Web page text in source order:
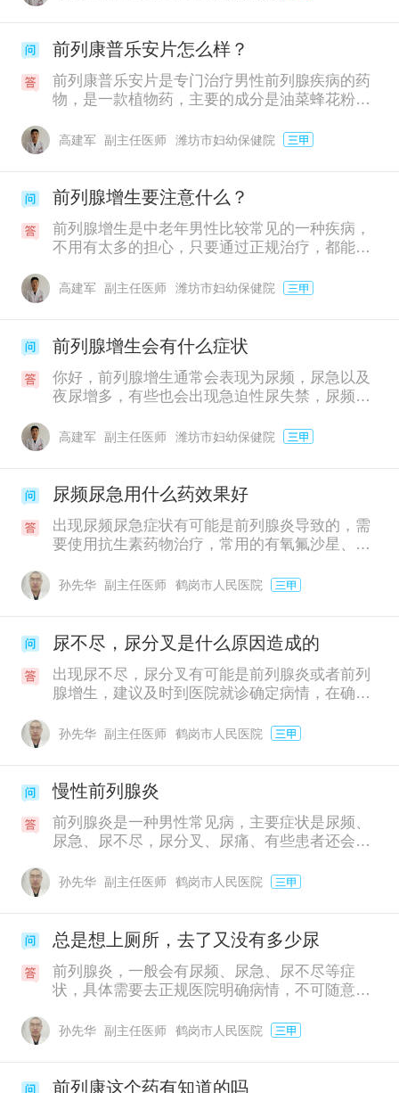
止饮酒，有问题及时就医并遵医嘱。
康®普乐安片，对于慢性前列腺炎引起的尿频尿
急都有良好的改善作用，建议按照疗程服用，先
口服2~3个月左右，观察下改善情况，症状严重
的话前期可以搭配抗生素一起吃。另外，冬季一
同时注意休息和适量的运动，增强身体免疫力，
前列康普乐安片怎么样？
前列康普乐安片是专门治疗男性前列腺疾病的药
物，是一款植物药，主要的成分是油菜蜂花粉，
频、尿急、尿不尽等相关症状，可以搭配抗生素
嘱。另外，服药期间患者一定要注意忌烟酒辛辣
刺激，坚持服药，保持好心态，不要熬夜。
高建军 副主任医师 潍坊市妇幼保健院
前列腺增生要注意什么？
前列腺增生是中老年男性比较常见的一种疾病，
不用有太多的担心，只要通过正规治疗，都能得
水、多排尿，降低尿液病原体的含量，减少尿路
配合药物来控制，目前临床上的常用药有前列康
普乐安片，该药是纯植物药，安全性较高，能够
有效缓解前列腺增生引起的尿不尽、夜尿多等，
也适合用来长期服用控制增生的进展，用药期
高建军 副主任医师 潍坊市妇幼保健院
前列腺增生会有什么症状
你好，前列腺增生通常会表现为尿频，尿急以及
夜尿增多，有些也会出现急迫性尿失禁，尿频通
的时候尿量总是不多。一般建议患者在出现前列
是药物治疗，比如口服前列康普乐安片，按照疗
程服用，可以有效改善前列腺增生带来的尿频、
尿急、尿不尽、夜尿多等症，长期吃也可以较好
的控制增生继续进展，这是一款中成药，安全性
也是需要多注意休息，日常生活中一定要注意多
会有一定的帮助。
高建军 副主任医师 潍坊市妇幼保健院
尿频尿急用什么药效果好
出现尿频尿急症状有可能是前列腺炎导致的，需
要使用抗生素药物治疗，常用的有氧氟沙星、左
议使用前列康普乐安片进行治疗，前列康是中成
间的前列康进行巩固，避免炎症复发，治疗期间
不要喝酒，不要吃辛辣刺激的食物，保证充足休
息，适当运动。
孙先华 副主任医师 鹤岗市人民医院
尿不尽，尿分叉是什么原因造成的
出现尿不尽，尿分叉有可能是前列腺炎或者前列
腺增生，建议及时到医院就诊确定病情，在确定
片治疗，该药临床上在缓解前列腺炎和前列腺增
它并发症。
孙先华 副主任医师 鹤岗市人民医院
慢性前列腺炎
前列腺炎是一种男性常见病，主要症状是尿频、
尿急、尿不尽，尿分叉、尿痛、有些患者还会伴
列腺炎相似，可以先去医院做个检查诊断下，如
康普乐安片，抗生素可以快速消炎，中药安全性
高，可以长期使用，对因慢性前列腺炎以及前列
腺增生带来的尿频、尿急等情况，都有良好的治
疗缓解作用，前列康建议先吃2-3个月，看改善情
持治疗，另外，在日常生活中一定要养成良好的
病情的恢复。
孙先华 副主任医师 鹤岗市人民医院
总是想上厕所，去了又没有多少尿
前列腺炎，一般会有尿频、尿急、尿不尽等症
状，具体需要去正规医院明确病情，不可随意用
服前列康普乐安片来进行改善。这是纯植物药，
外，在治疗期间一定要注意个人卫生，勤洗勤换
孙先华 副主任医师 鹤岗市人民医院
前列康这个药有知道的吗